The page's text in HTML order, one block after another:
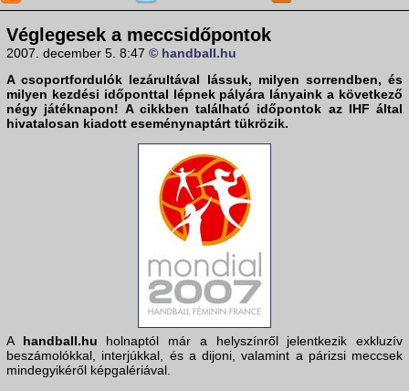
Véglegesek a meccsidőpontok
2007. december 5. 8:47 © handball.hu
A csoportfordulók lezárultával lássuk, milyen sorrendben, és
milyen kezdési időponttal lépnek pályára lányaink a következő
négy játéknapon! A cikkben található időpontok az IHF által
hivatalosan kiadott eseménynaptárt tükrözik.
A handball.hu holnaptól már a helyszínről jelentkezik exkluzív
beszámolókkal, interjúkkal, és a dijoni, valamint a párizsi meccsek
mindegyikéről képgalériával.